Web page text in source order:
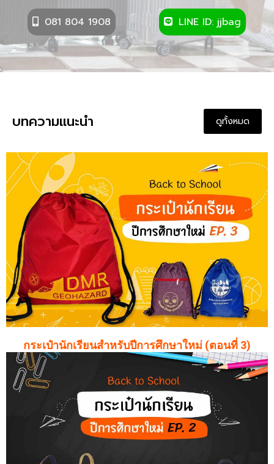
081 804 1908 LINE ID: jjbag
บทความแนะนำ ดูทั้งหมด
กระเป๋านักเรียนสำหรับปีการศึกษาใหม่ (ตอนที่ 3)